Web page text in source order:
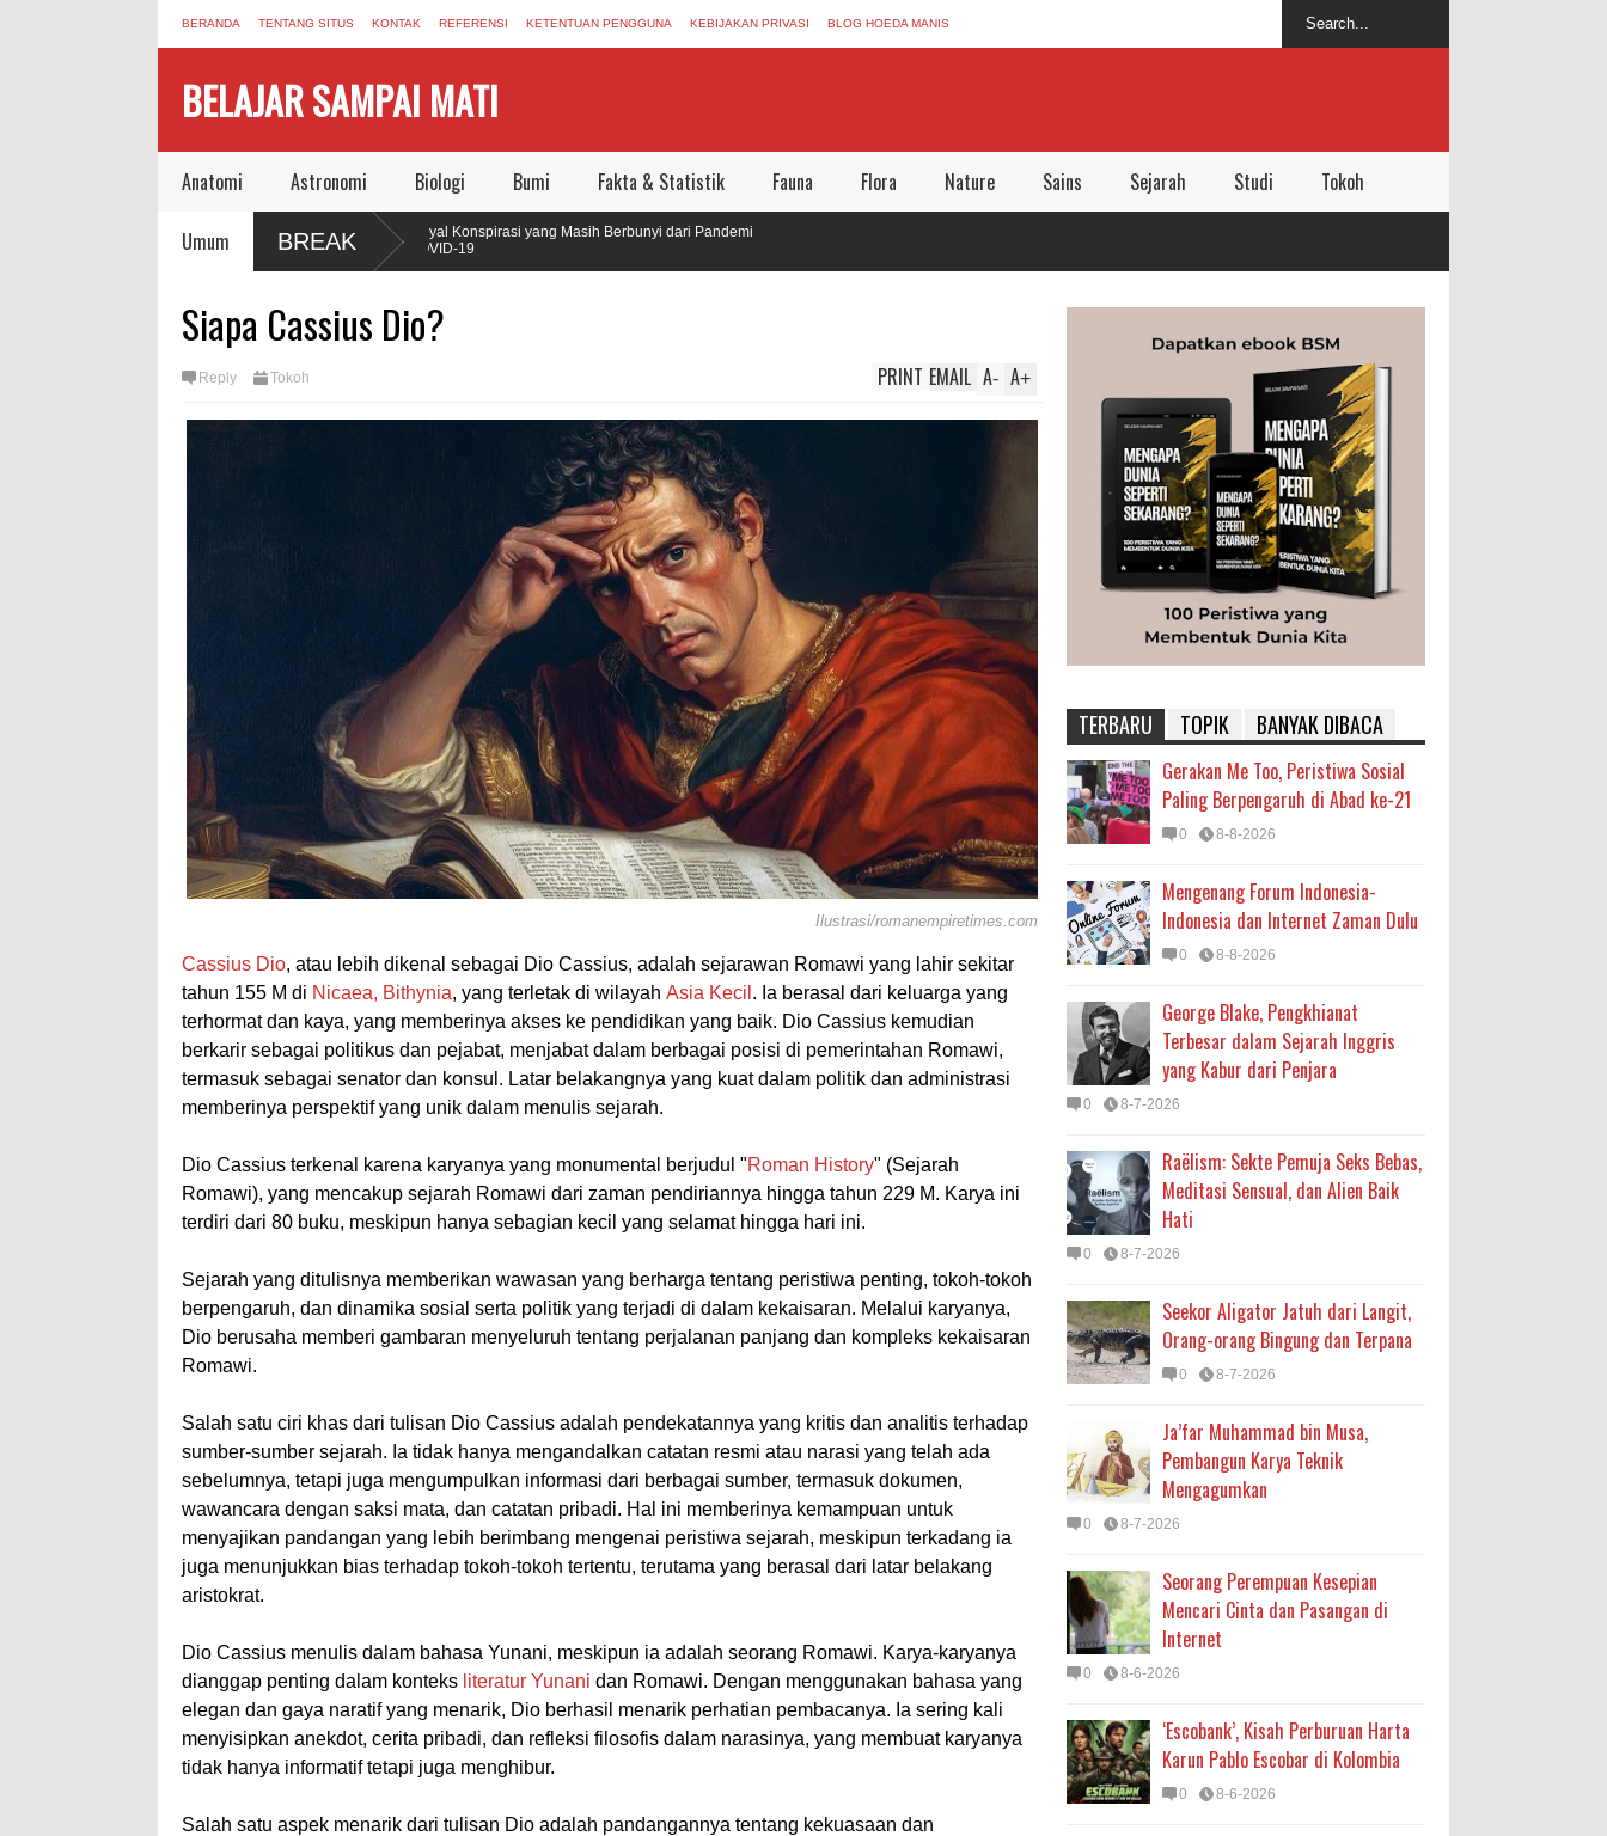
BERANDA TENTANG SITUS KONTAK REFERENSI KETENTUAN PENGGUNA KEBIJAKAN PRIVASI BLOG HOEDA MANIS
BELAJAR SAMPAI MATI
Anatomi Astronomi Biologi Bumi Fakta & Statistik Fauna Flora Nature Sains Sejarah Studi Tokoh
Umum BREAK
Sinyal Konspirasi yang Masih Berbunyi dari Pandemi
COVID-19
Vaksin Polio
Siapa Cassius Dio?
Reply Tokoh A+
A-
EMAIL
PRINT
Ilustrasi/romanempiretimes.com
Cassius Dio, atau lebih dikenal sebagai Dio Cassius, adalah sejarawan Romawi yang lahir sekitar
tahun 155 M di Nicaea, Bithynia, yang terletak di wilayah Asia Kecil . Ia berasal dari keluarga yang
terhormat dan kaya, yang memberinya akses ke pendidikan yang baik. Dio Cassius kemudian
berkarir sebagai politikus dan pejabat, menjabat dalam berbagai posisi di pemerintahan Romawi,
termasuk sebagai senator dan konsul. Latar belakangnya yang kuat dalam politik dan administrasi
memberinya perspektif yang unik dalam menulis sejarah.
Dio Cassius terkenal karena karyanya yang monumental berjudul "Roman History" (Sejarah
Romawi), yang mencakup sejarah Romawi dari zaman pendiriannya hingga tahun 229 M. Karya ini
terdiri dari 80 buku, meskipun hanya sebagian kecil yang selamat hingga hari ini.
Sejarah yang ditulisnya memberikan wawasan yang berharga tentang peristiwa penting, tokoh-tokoh
berpengaruh, dan dinamika sosial serta politik yang terjadi di dalam kekaisaran. Melalui karyanya,
Dio berusaha memberi gambaran menyeluruh tentang perjalanan panjang dan kompleks kekaisaran
Romawi.
Salah satu ciri khas dari tulisan Dio Cassius adalah pendekatannya yang kritis dan analitis terhadap
sumber-sumber sejarah. Ia tidak hanya mengandalkan catatan resmi atau narasi yang telah ada
sebelumnya, tetapi juga mengumpulkan informasi dari berbagai sumber, termasuk dokumen,
wawancara dengan saksi mata, dan catatan pribadi. Hal ini memberinya kemampuan untuk
menyajikan pandangan yang lebih berimbang mengenai peristiwa sejarah, meskipun terkadang ia
juga menunjukkan bias terhadap tokoh-tokoh tertentu, terutama yang berasal dari latar belakang
aristokrat.
Dio Cassius menulis dalam bahasa Yunani, meskipun ia adalah seorang Romawi. Karya-karyanya
dianggap penting dalam konteks literatur Yunani dan Romawi. Dengan menggunakan bahasa yang
elegan dan gaya naratif yang menarik, Dio berhasil menarik perhatian pembacanya. Ia sering kali
menyisipkan anekdot, cerita pribadi, dan refleksi filosofis dalam narasinya, yang membuat karyanya
tidak hanya informatif tetapi juga menghibur.
Salah satu aspek menarik dari tulisan Dio adalah pandangannya tentang kekuasaan dan
TERBARU TOPIK BANYAK DIBACA
Gerakan Me Too, Peristiwa Sosial
Paling Berpengaruh di Abad ke-21
0 8-8-2026
Mengenang Forum Indonesia-
Indonesia dan Internet Zaman Dulu
0 8-8-2026
George Blake, Pengkhianat
Terbesar dalam Sejarah Inggris
yang Kabur dari Penjara
0 8-7-2026
Raëlism: Sekte Pemuja Seks Bebas,
Meditasi Sensual, dan Alien Baik
Hati
0 8-7-2026
Seekor Aligator Jatuh dari Langit,
Orang-orang Bingung dan Terpana
0 8-7-2026
Ja’far Muhammad bin Musa,
Pembangun Karya Teknik
Mengagumkan
0 8-7-2026
Seorang Perempuan Kesepian
Mencari Cinta dan Pasangan di
Internet
0 8-6-2026
‘Escobank’, Kisah Perburuan Harta
Karun Pablo Escobar di Kolombia
0 8-6-2026